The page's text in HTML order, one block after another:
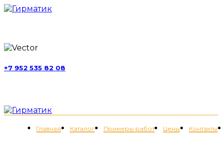
+7 952 535 82 08
Главная Каталог Примеры работ Цены Контакты